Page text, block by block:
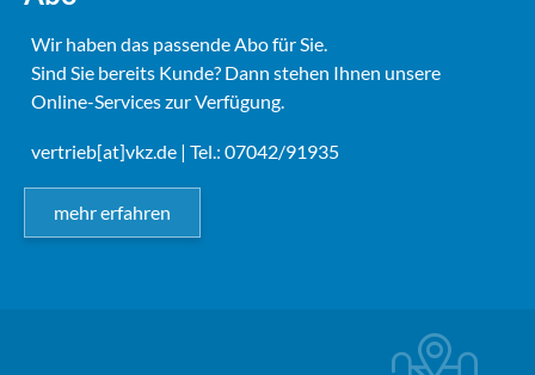
Wir haben das passende Abo für Sie.
Sind Sie bereits Kunde? Dann stehen Ihnen unsere
Online-Services zur Verfügung.
vertrieb[at]vkz.de | Tel.: 07042/91935
mehr erfahren